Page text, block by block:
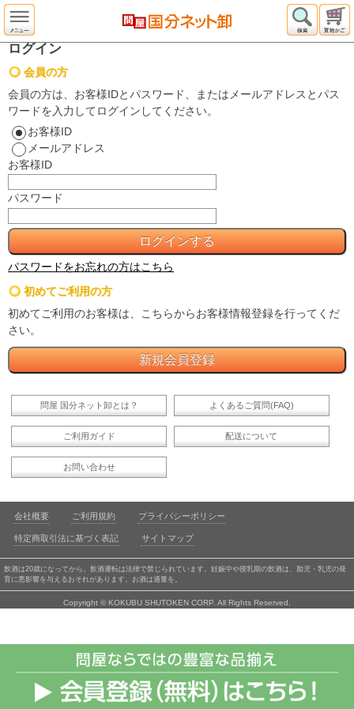
ログイン
会員の方
会員の方は、お客様IDとパスワード、またはメールアドレスとパス
ワードを入力してログインしてください。
お客様ID
メールアドレス
お客様ID
パスワード
パスワードをお忘れの方はこちら
初めてご利用の方
初めてご利用のお客様は、こちらからお客様情報登録を行ってくだ
さい。
問屋 国分ネット卸とは？ よくあるご質問(FAQ)
ご利用ガイド 配送について
お問い合わせ
会社概要 ご利用規約 プライバシーポリシー
特定商取引法に基づく表記 サイトマップ
飲酒は20歳になってから。飲酒運転は法律で禁じられています。妊娠中や授乳期の飲酒は、胎児・乳児の発
育に悪影響を与えるおそれがあります。お酒は適量を。
Copyright © KOKUBU SHUTOKEN CORP. All Rights Reserved.